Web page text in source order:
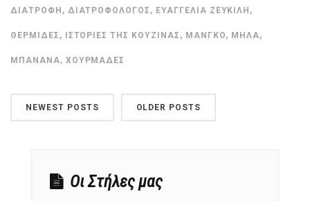
ΔΙΑΤΡΟΦΉ , ΔΙΑΤΡΟΦΟΛΌΓΟΣ , ΕΥΑΓΓΕΛΊΑ ΖΕΥΚΙΛΉ ,
ΘΕΡΜΊΔΕΣ , ΙΣΤΟΡΊΕΣ ΤΗΣ ΚΟΥΖΊΝΑΣ , ΜΆΝΓΚΟ, ΜΉΛΑ,
ΜΠΑΝΆΝΑ, ΧΟΥΡΜΆΔΕΣ
NEWEST POSTS OLDER POSTS
Οι Στήλες μας